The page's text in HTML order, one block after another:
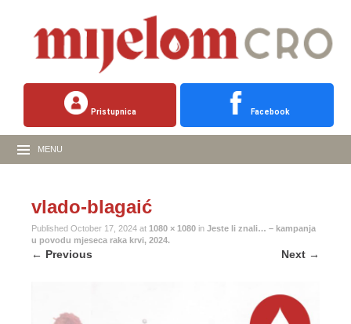
Pristupnica Facebook
MENU
vlado-blagaić
Published October 17, 2024 at 1080 × 1080 in Jeste li znali… – kampanja
u povodu mjeseca raka krvi, 2024.
← Previous Next →